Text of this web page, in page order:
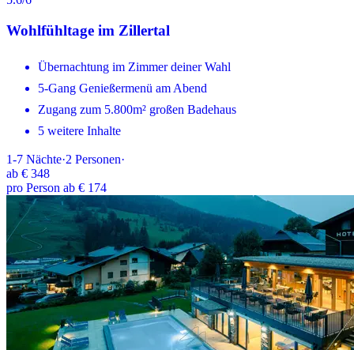
Wohlfühltage im Zillertal
Übernachtung im Zimmer deiner Wahl
5-Gang Genießermenü am Abend
Zugang zum 5.800m² großen Badehaus
5 weitere Inhalte
1-7 Nächte·2 Personen·
ab € 348
pro Person ab € 174